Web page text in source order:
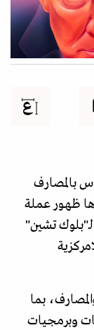
عام 2008 ثقة الناس بالمصارف
ظهور عملة
تشين"
بما
وبرمجيات